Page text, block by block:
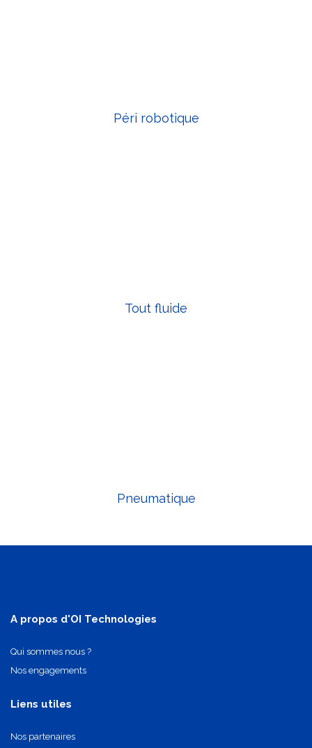
Péri robotique
Tout fluide
Pneumatique
A propos d'OI Technologies
Qui sommes nous ?
Nos engagements
Liens utiles
Nos partenaires